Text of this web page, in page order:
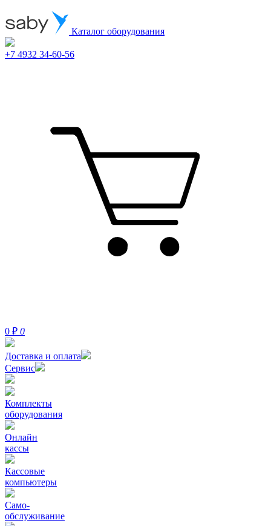
Каталог оборудования
+7 4932 34-60-56
0 ₽ 0
Доставка и оплата
Сервис
Комплекты
оборудования
Онлайн
кассы
Кассовые
компьютеры
Само-
обслуживание